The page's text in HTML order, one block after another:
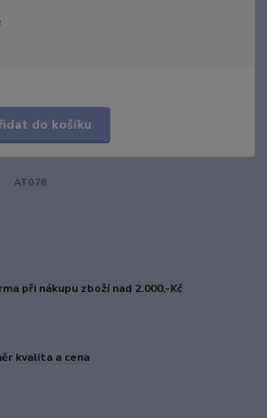
do košíku
AT076
při nákupu zboží nad 2.000,-Kč
kvalita a cena